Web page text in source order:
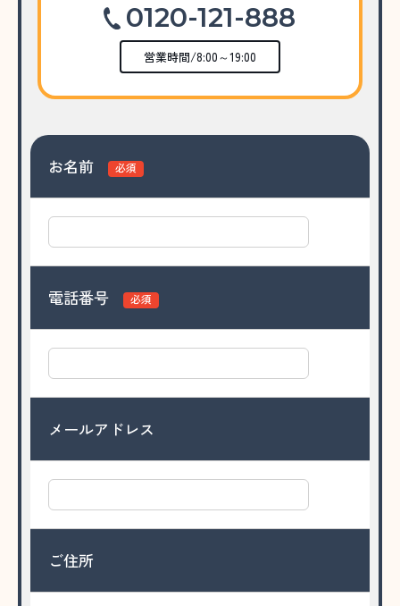
0120-121-888
営業時間/8:00～19:00
お名前 必須
電話番号 必須
メールアドレス
ご住所